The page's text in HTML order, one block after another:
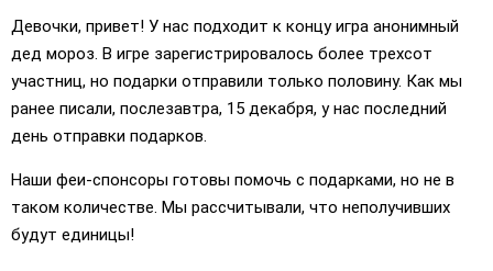
Девочки, привет! У нас подходит к концу игра анонимный
дед мороз. В игре зарегистрировалось более трехсот
участниц, но подарки отправили только половину. Как мы
ранее писали, послезавтра, 15 декабря, у нас последний
день отправки подарков.
Наши феи-спонсоры готовы помочь с подарками, но не в
таком количестве. Мы рассчитывали, что неполучивших
будут единицы!